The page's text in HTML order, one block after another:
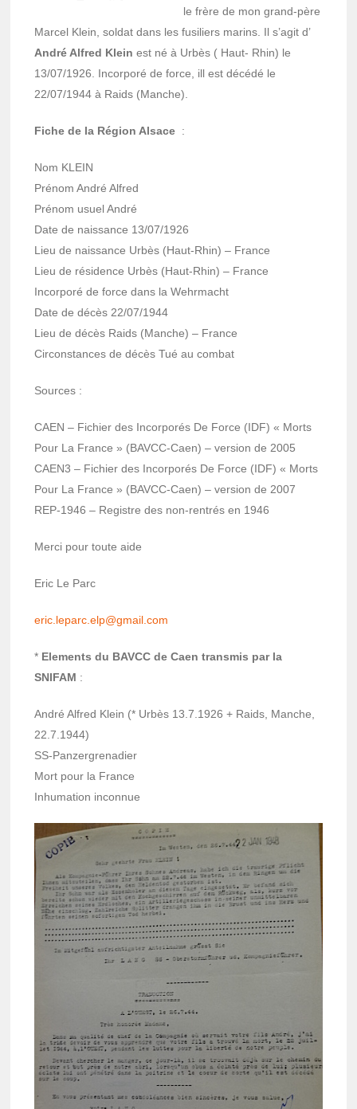
le frère de mon grand-père
Marcel Klein, soldat dans les fusi­liers marins. Il s’agit d’
André Alfred Klein est né à Urbès ( Haut- Rhin) le
13/07/1926. Incor­poré de force, ill est décédé le
22/07/1944 à Raids (Manche).
Fiche de la Région Alsace :
Nom KLEIN
Prénom André Alfred
Prénom usuel André
Date de nais­sance 13/07/1926
Lieu de nais­sance Urbès (Haut-Rhin) – France
Lieu de rési­dence Urbès (Haut-Rhin) – France
Incor­poré de force dans la Wehr­macht
Date de décès 22/07/1944
Lieu de décès Raids (Manche) – France
Circons­tances de décès Tué au combat
Sources :
CAEN – Fichier des Incor­po­rés De Force (IDF) « Morts
Pour La France » (BAVCC-Caen) – version de 2005
CAEN3 – Fichier des Incor­po­rés De Force (IDF) « Morts
Pour La France » (BAVCC-Caen) – version de 2007
REP-1946 – Registre des non-rentrés en 1946
Merci pour toute aide
Eric Le Parc
eric.leparc.elp@g­mail.com
* Elements du BAVCC de Caen trans­mis par la
SNIFAM :
André Alfred Klein (* Urbès 13.7.1926 + Raids, Manche,
22.7.1944)
SS-Panzer­gre­na­dier
Mort pour la France
Inhu­ma­tion incon­nue